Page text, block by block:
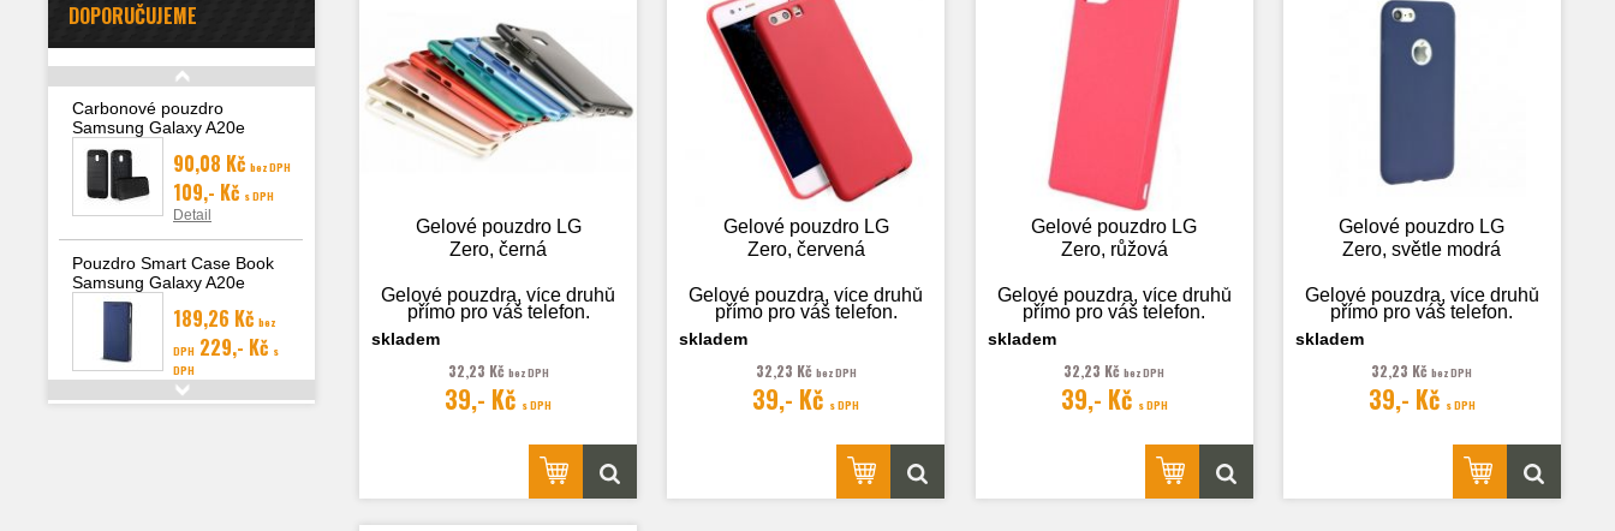
DOPORUČUJEME
Carbonové pouzdro
Samsung Galaxy A20e
(A202F)
90,08 Kč bez DPH
109,- Kč s DPH
Detail
Pouzdro Smart Case Book
Samsung Galaxy A20e
(A202), modrá
189,26 Kč bez
DPH 229,- Kč s
DPH
Gelové pouzdro LG
Zero, černá
Gelové pouzdra, více druhů
přímo pro váš telefon.
Fotografie je pouze
ilustrační.
skladem
32,23 Kč bez DPH
39,- Kč s DPH
Gelové pouzdro LG
Zero, červená
Gelové pouzdra, více druhů
přímo pro váš telefon.
Fotografie je pouze
ilustrační.
skladem
32,23 Kč bez DPH
39,- Kč s DPH
Gelové pouzdro LG
Zero, růžová
Gelové pouzdra, více druhů
přímo pro váš telefon.
Fotografie je pouze
ilustrační.
skladem
32,23 Kčbez DPH
39,- Kč s DPH
Gelové pouzdro LG
Zero, světle modrá
Gelové pouzdra, více druhů
přímo pro váš telefon.
Fotografie je pouze
ilustrační.
skladem
32,23 Kčbez DPH
39,- Kč s DPH